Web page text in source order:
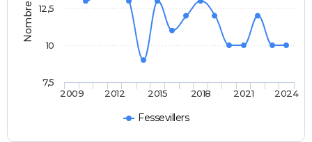
Fessevillers
2009 2012 2015 2018 2021 2024
7,5
10
12,5